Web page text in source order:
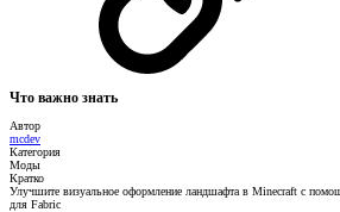
Что важно знать
Автор
mcdev
Категория
Моды
Кратко
Улучшите визуальное оформление ландшафта в Minecraft с
для Fabric